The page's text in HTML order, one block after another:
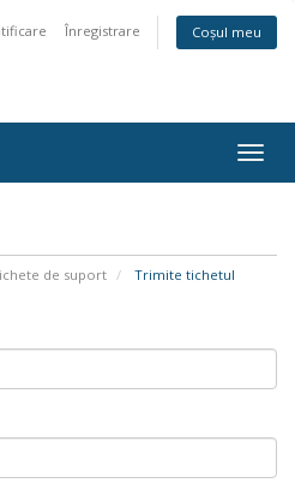
Înregistrare Coșul meu
de suport Trimite tichetul